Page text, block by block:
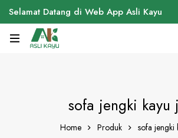
Selamat Datang di Web App Asli Kayu
sofa jengki kayu
Home Produk sofa jengki